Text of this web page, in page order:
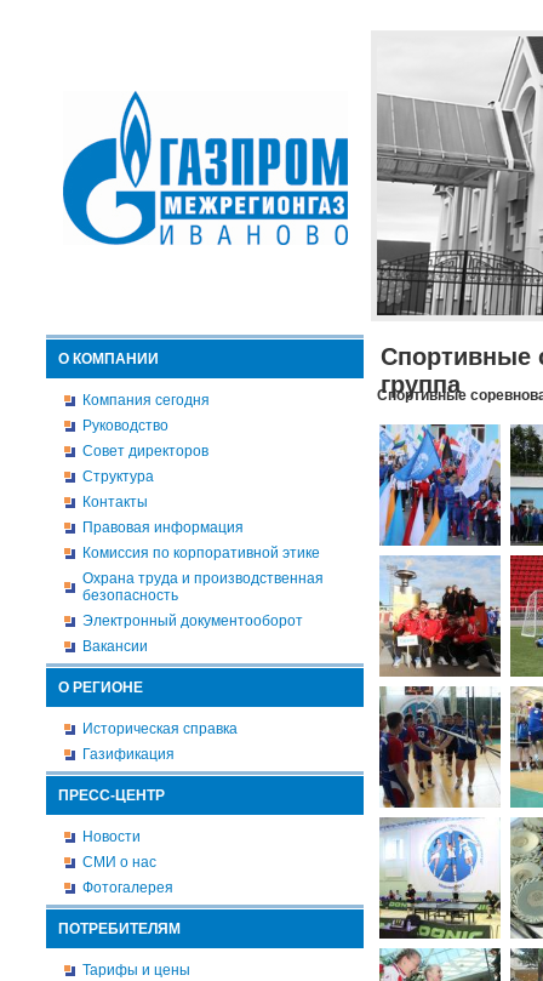
О КОМПАНИИ
Компания сегодня
Руководство
Совет директоров
Структура
Контакты
Правовая информация
Комиссия по корпоративной этике
Охрана труда и производственная
безопасность
Электронный документооборот
Вакансии
О РЕГИОНЕ
Историческая справка
Газификация
ПРЕСС-ЦЕНТР
Новости
СМИ о нас
Фотогалерея
ПОТРЕБИТЕЛЯМ
Тарифы и цены
Спортивные
группа
Спортивные